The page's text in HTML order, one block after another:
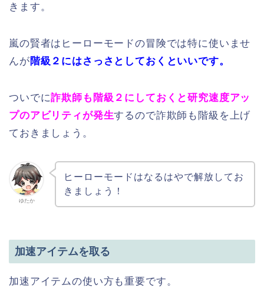
きます。
嵐の賢者はヒーローモードの冒険では特に使いませ
んが階級２にはさっさとしておくといいです。
ついでに詐欺師も階級２にしておくと研究速度アッ
プのアビリティが発生するので詐欺師も階級を上げ
ておきましょう。
ゆたか
ヒーローモードはなるはやで解放してお
きましょう！
加速アイテムを取る
加速アイテムの使い方も重要です。